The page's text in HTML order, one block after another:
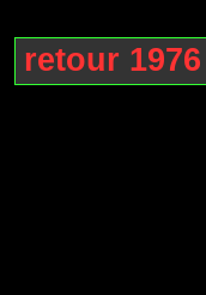
retour 1976